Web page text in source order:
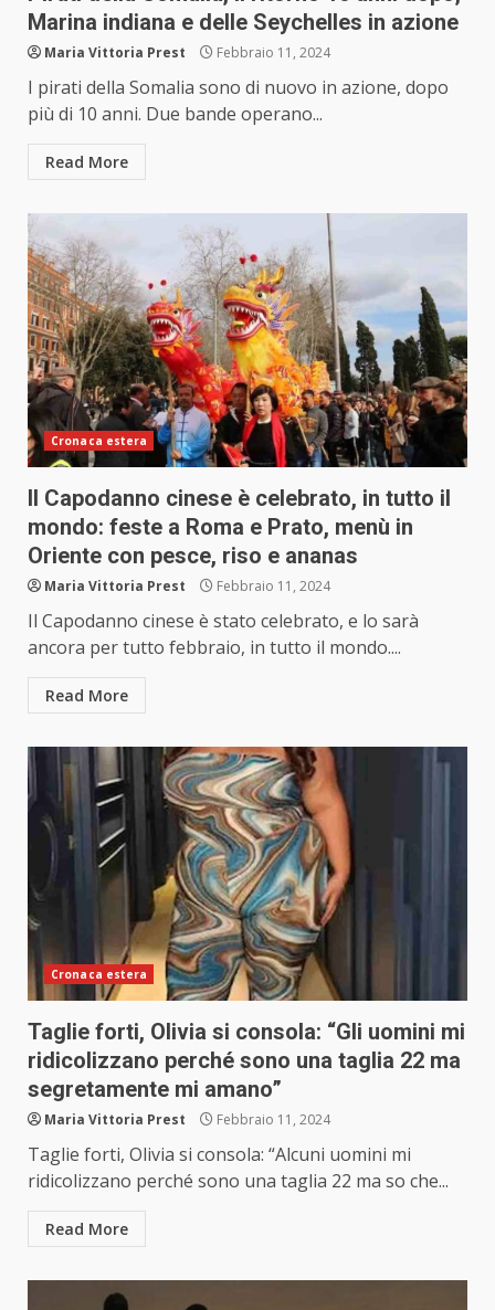
Marina indiana e delle Seychelles in azione
Maria Vittoria Prest Febbraio 11, 2024
I pirati della Somalia sono di nuovo in azione, dopo
più di 10 anni. Due bande operano...
Read More
Cronaca estera
Il Capodanno cinese è celebrato, in tutto il
mondo: feste a Roma e Prato, menù in
Oriente con pesce, riso e ananas
Maria Vittoria Prest Febbraio 11, 2024
Il Capodanno cinese è stato celebrato, e lo sarà
ancora per tutto febbraio, in tutto il mondo....
Read More
Cronaca estera
Taglie forti, Olivia si consola: “Gli uomini mi
ridicolizzano perché sono una taglia 22 ma
segretamente mi amano”
Maria Vittoria Prest Febbraio 11, 2024
Taglie forti, Olivia si consola: “Alcuni uomini mi
ridicolizzano perché sono una taglia 22 ma so che...
Read More